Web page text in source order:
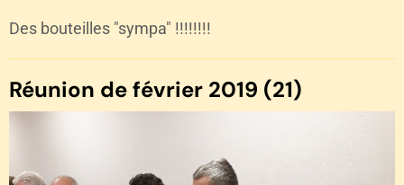
Des bouteilles "sympa" !!!!!!!!
Réunion de février 2019 (21)